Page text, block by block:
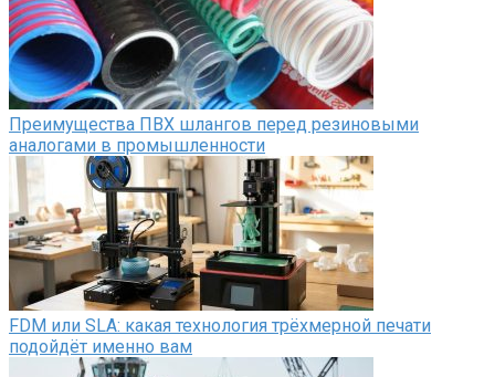
Преимущества ПВХ шлангов перед резиновыми
аналогами в промышленности
FDM или SLA: какая технология трёхмерной печати
подойдёт именно вам